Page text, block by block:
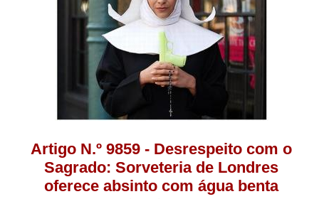
Artigo N.º 9859 - Desrespeito com o
Sagrado: Sorveteria de Londres
oferece absinto com água benta